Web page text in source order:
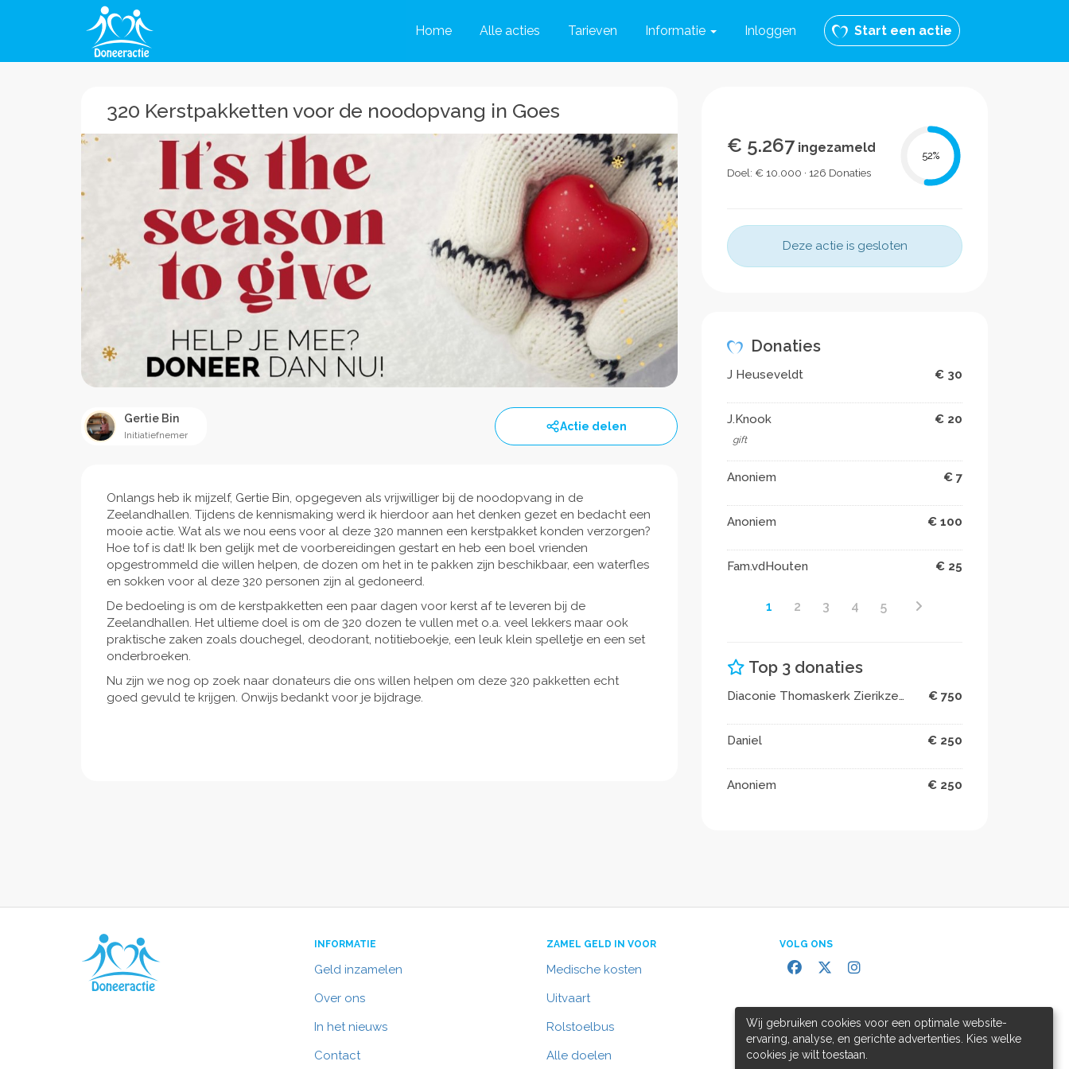
Home Alle acties Tarieven Informatie Inloggen Start een actie
320 Kerstpakketten voor de noodopvang in Goes
Gertie Bin
Initiatiefnemer
Actie delen
Onlangs heb ik mijzelf, Gertie Bin, opgegeven als vrijwilliger bij de noodopvang in de
Zeelandhallen. Tijdens de kennismaking werd ik hierdoor aan het denken gezet en bedacht een
mooie actie. Wat als we nou eens voor al deze 320 mannen een kerstpakket konden verzorgen?
Hoe tof is dat! Ik ben gelijk met de voorbereidingen gestart en heb een boel vrienden
opgestrommeld die willen helpen, de dozen om het in te pakken zijn beschikbaar, een waterfles
en sokken voor al deze 320 personen zijn al gedoneerd.
De bedoeling is om de kerstpakketten een paar dagen voor kerst af te leveren bij de
Zeelandhallen. Het ultieme doel is om de 320 dozen te vullen met o.a. veel lekkers maar ook
praktische zaken zoals douchegel, deodorant, notitieboekje, een leuk klein spelletje en een set
onderbroeken.
Nu zijn we nog op zoek naar donateurs die ons willen helpen om deze 320 pakketten echt
goed gevuld te krijgen. Onwijs bedankt voor je bijdrage.
€ 5.267 ingezameld
Doel: € 10.000 · 126 Donaties
52%
Deze actie is gesloten
Donaties
J Heuseveldt € 30
J.Knook € 20
gift
Anoniem € 7
Anoniem € 100
Fam.vdHouten € 25
1 2 3 4 5
Top 3 donaties
Diaconie Thomaskerk Zierikzee € 750
Daniel € 250
Anoniem € 250
INFORMATIE
Geld inzamelen
Over ons
In het nieuws
Contact
ZAMEL GELD IN VOOR
Medische kosten
Uitvaart
Rolstoelbus
Alle doelen
VOLG ONS
Wij gebruiken cookies voor een optimale website-
ervaring, analyse, en gerichte advertenties. Kies welke
cookies je wilt toestaan.